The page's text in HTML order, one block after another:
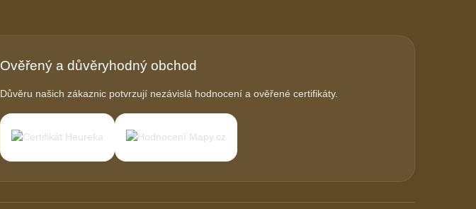
Ověřený a důvěryhodný obchod
Důvěru našich zákaznic potvrzují nezávislá hodnocení a ověřené certifikáty.